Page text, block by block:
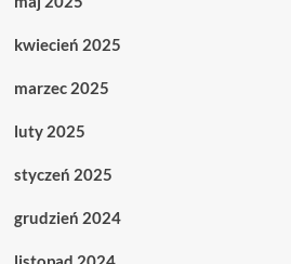
kwiecień 2025
marzec 2025
luty 2025
styczeń 2025
grudzień 2024